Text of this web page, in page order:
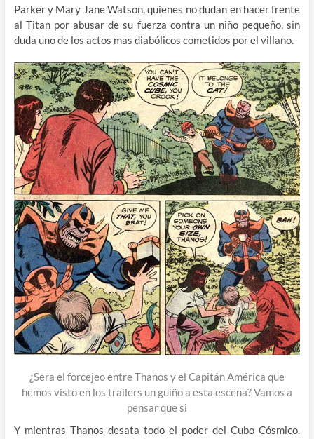
Parker y Mary Jane Watson, quienes no dudan en hacer frente
al Titan por abusar de su fuerza contra un niño pequeño, sin
duda uno de los actos mas diabólicos cometidos por el villano.
¿Sera el forcejeo entre Thanos y el Capitán América que
hemos visto en los trailers un guiño a esta escena? Vamos a
pensar que si
Y mientras Thanos desata todo el poder del Cubo Cósmico.